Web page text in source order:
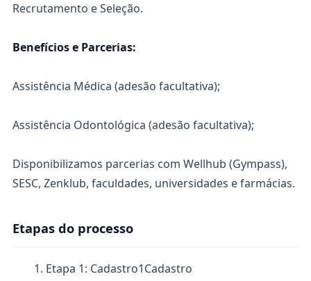
Recrutamento e Seleção.
Benefícios e Parcerias:
Assistência Médica (adesão facultativa);
Assistência Odontológica (adesão facultativa);
Disponibilizamos parcerias com Wellhub (Gympass),
SESC, Zenklub, faculdades, universidades e farmácias.
Etapas do processo
Etapa 1: Cadastro1Cadastro